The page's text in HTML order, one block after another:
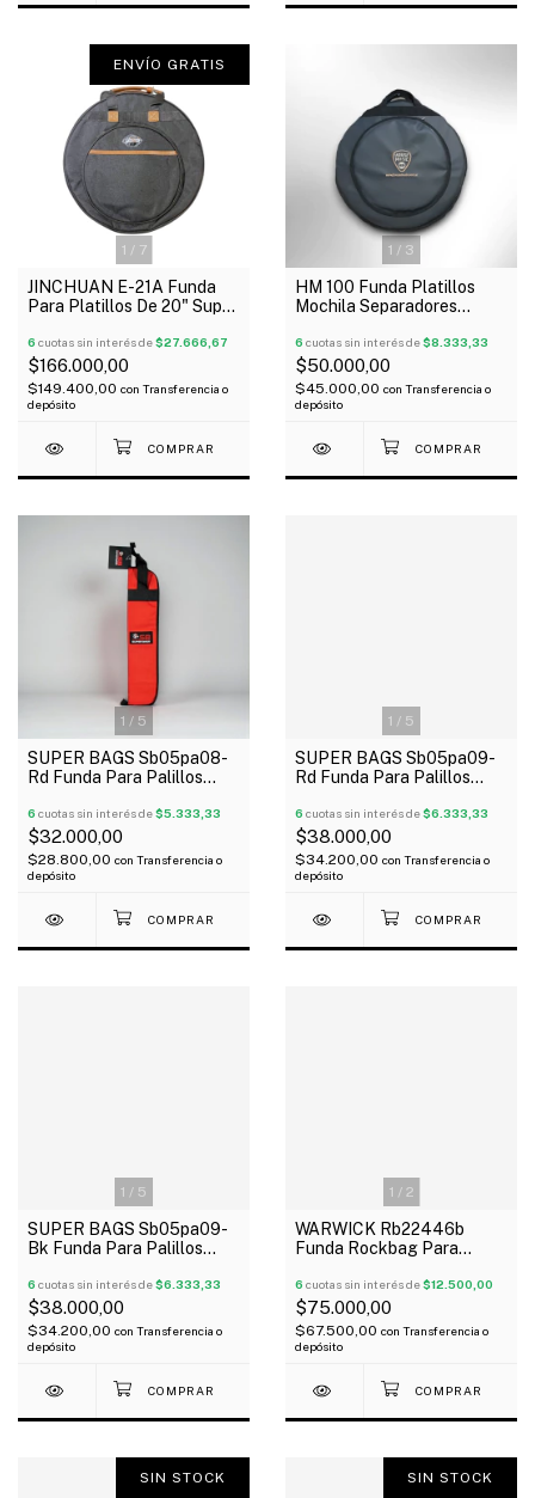
1 / 7
ENVÍO GRATIS
JINCHUAN E-21A Funda
Para Platillos De 20" Super
6 cuotas sin interés de$27.666,67
$166.000,00
$149.400,00 con Transferencia o
depósito
1 / 3
HM 100 Funda Platillos
Mochila Separadores
6 cuotas sin interés de$8.333,33
$50.000,00
$45.000,00 con Transferencia o
depósito
1 / 5
SUPER BAGS Sb05pa08-
Rd Funda Para Palillos
6 cuotas sin interés de$5.333,33
$32.000,00
$28.800,00 con Transferencia o
depósito
1 / 5
SUPER BAGS Sb05pa09-
Rd Funda Para Palillos
5Mm
6 cuotas sin interés de$6.333,33
$38.000,00
$34.200,00 con Transferencia o
depósito
1 / 5
SUPER BAGS Sb05pa09-
Bk Funda Para Palillos
5Mm
6 cuotas sin interés de$6.333,33
$38.000,00
$34.200,00 con Transferencia o
depósito
1 / 2
WARWICK Rb22446b
Funda Rockbag Para
Oferta!
6 cuotas sin interés de$12.500,00
$75.000,00
$67.500,00 con Transferencia o
depósito
SIN STOCK SIN STOCK